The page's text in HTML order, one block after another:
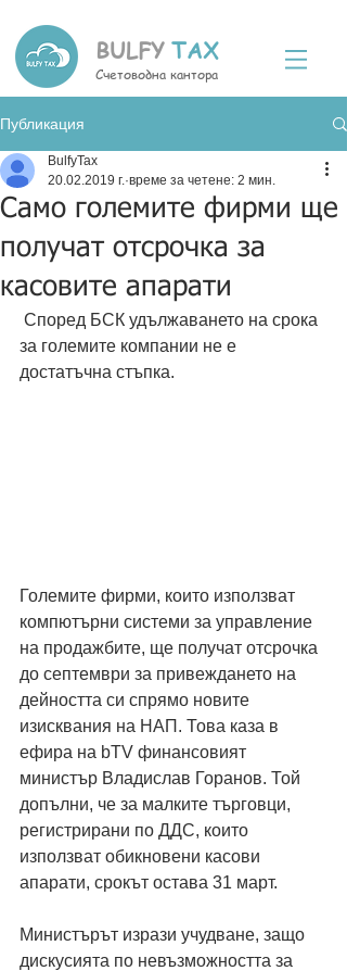
BULFY TAX
Счетоводна кантора
Публикация
Само големите фирми ще
получат отсрочка за
касовите апарати
BulfyTax
20.02.2019 г. време за четене: 2 мин.
за големите компании не е
достатъчна стъпка.
Големите фирми, които използват
компютърни системи за управление
на продажбите, ще получат отсрочка
до септември за привеждането на
дейността си спрямо новите
изисквания на НАП. Това каза в
ефира на bTV финансовият
министър Владислав Горанов. Той
допълни, че за малките търговци,
регистрирани по ДДС, които
използват обикновени касови
апарати, срокът остава 31 март.
Министърът изрази учудване, защо
дискусията по невъзможността за